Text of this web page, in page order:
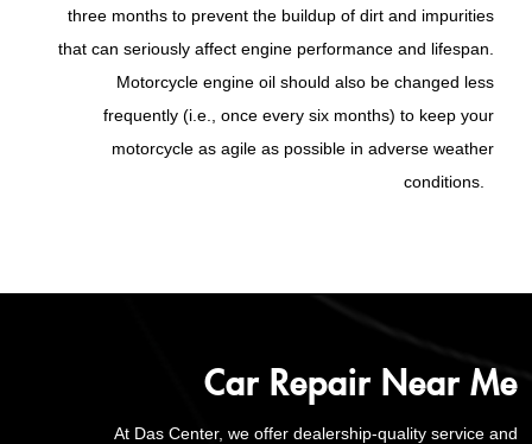
three months to prevent the buildup of dirt and impurities
that can seriously affect engine performance and lifespan.
Motorcycle engine oil should also be changed less
frequently (i.e., once every six months) to keep your
motorcycle as agile as possible in adverse weather
conditions.
Car Repair Near Me
At Das Center, we offer dealership-quality service and